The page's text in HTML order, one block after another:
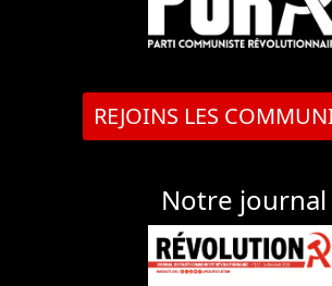
REJOINS LES
Notre journal